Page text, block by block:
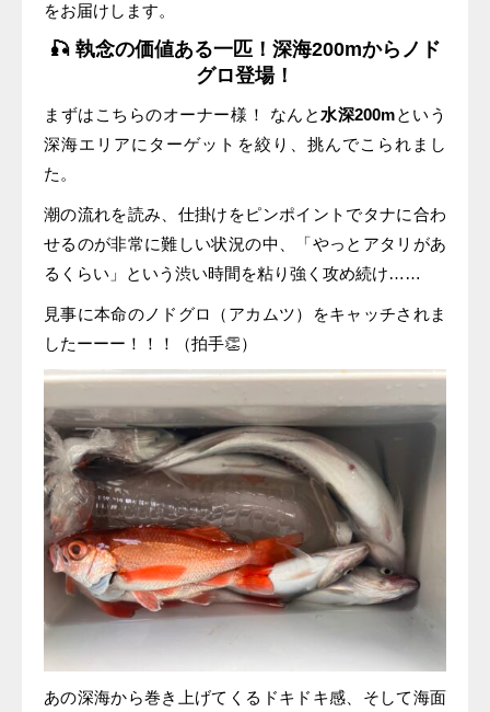
をお届けします。
🎣 執念の価値ある一匹！深海200mからノド
グロ登場！
まずはこちらのオーナー様！ なんと水深200mという
深海エリアにターゲットを絞り、挑んでこられまし
た。
潮の流れを読み、仕掛けをピンポイントでタナに合わ
せるのが非常に難しい状況の中、「やっとアタリがあ
るくらい」という渋い時間を粘り強く攻め続け……
見事に本命のノドグロ（アカムツ）をキャッチされま
したーーー！！！（拍手👏）
あの深海から巻き上げてくるドキドキ感、そして海面